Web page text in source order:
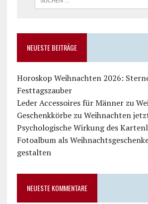
NEUESTE BEITRÄGE
Horoskop Weihnachten 2026:
Festtagszauber
Leder Accessoires für Männer zu
Geschenkkörbe zu Weihnachten
Psychologische Wirkung des
Fotoalbum als
gestalten
NEUESTE KOMMENTARE